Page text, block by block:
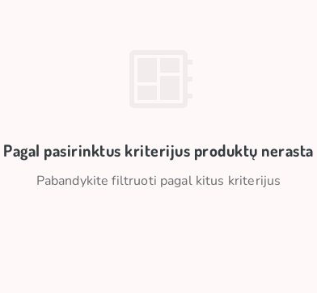
Pagal pasirinktus kriterijus produktų nerasta
Pabandykite filtruoti pagal kitus kriterijus